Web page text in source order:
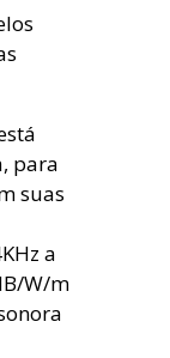
para
suas
a
W/m